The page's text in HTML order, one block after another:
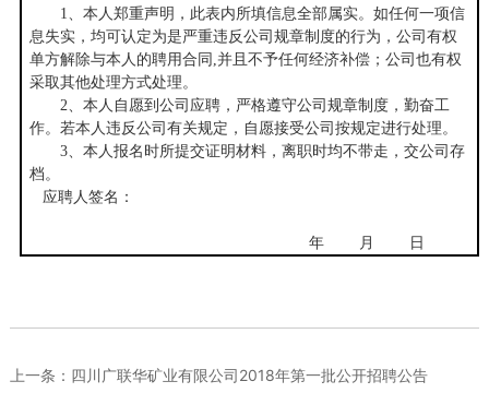
1、本人郑重声明，此表内所填信息全部属实。如任何一项信
息失实，均可认定为是严重违反公司规章制度的行为，公司有权
单方解除与本人的聘用合同,并且不予任何经济补偿；公司也有权
采取其他处理方式处理。
2、本人自愿到公司应聘，严格遵守公司规章制度，勤奋工
作。若本人违反公司有关规定，自愿接受公司按规定进行处理。
3、本人报名时所提交证明材料，离职时均不带走，交公司存
档。
应聘人签名：
年 月 日
上一条： 四川广联华矿业有限公司2018年第一批公开招聘公告